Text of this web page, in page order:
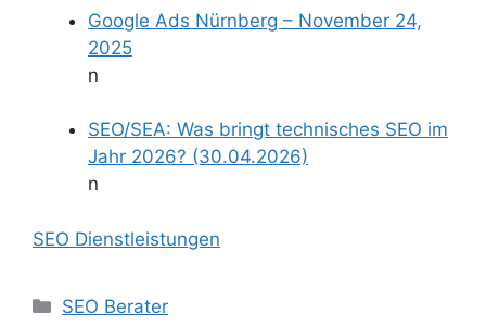
Google Ads Nürnberg – November 24,
2025
n
SEO/SEA: Was bringt technisches SEO im
Jahr 2026? (30.04.2026)
n
SEO Dienstleistungen
Kategorien
SEO Berater